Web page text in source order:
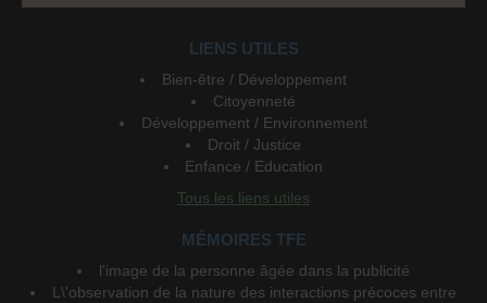
LIENS UTILES
Bien-être / Développement
Citoyenneté
Développement / Environnement
Droit / Justice
Enfance / Education
Tous les liens utiles
MÉMOIRES TFE
l'image de la personne âgée dans la publicité
L\'observation de la nature des interactions précoces entre